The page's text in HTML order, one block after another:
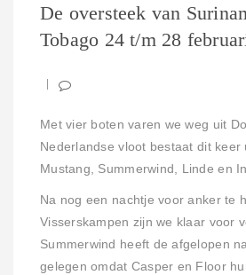
De oversteek van
Tobago 24 t/m 28
Met vier boten varen we weg uit
Nederlandse vloot bestaat dit keer
Mustang, Summerwind, Linde en
Na nog een nachtje voor anker te
Visserskampen zijn we klaar voor
Summerwind heeft de afgelopen
gelegen omdat Casper en Floor